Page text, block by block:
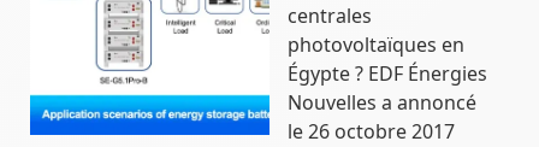
centrales
photovoltaïques en
Égypte ? EDF Énergies
Nouvelles a annoncé
le 26 octobre 2017